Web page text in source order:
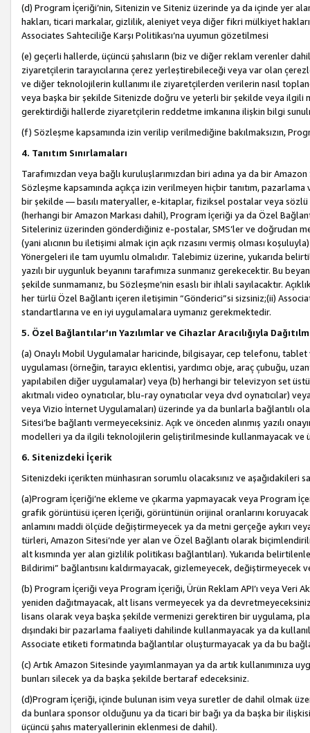
(d) Program İçeriği’nin, Sitenizin ve Siteniz üzerinde ya da içinde yer
hakları, ticari markalar, gizlilik, aleniyet veya diğer fikri mülkiyet
Associates Sahteciliğe Karşı Politikası’na uyumun gözetilmesi
(e) geçerli hallerde, üçüncü şahısların (biz ve diğer reklam verenler
ziyaretçilerin tarayıcılarına çerez yerleştirebileceği veya var olan
ve diğer teknolojilerin kullanımı ile ziyaretçilerden verilerin nasıl
veya başka bir şekilde Sitenizde doğru ve yeterli bir şekilde veya ilgili
gerektirdiği hallerde ziyaretçilerin reddetme imkanına ilişkin bilgi
(f) Sözleşme kapsamında izin verilip verilmediğine bakılmaksızın,
4. Tanıtım Sınırlamaları
Tarafımızdan veya bağlı kuruluşlarımızdan biri adına ya da bir
Sözleşme kapsamında açıkça izin verilmeyen hiçbir tanıtım,
bir şekilde — basılı materyaller, e-kitaplar, fiziksel postalar veya sözlü
(herhangi bir Amazon Markası dahil), Program İçeriği ya da Özel
Siteleriniz üzerinden gönderdiğiniz e-postalar, SMS’ler ve doğrudan
(yani alıcının bu iletişimi almak için açık rızasını vermiş olması
Yönergeleri ile tam uyumlu olmalıdır. Talebimiz üzerine, yukarıda
yazılı bir uygunluk beyanını tarafımıza sunmanız gerekecektir. Bu
şekilde sunmamanız, bu Sözleşme’nin esaslı bir ihlali sayılacaktır.
her türlü Özel Bağlantı içeren iletişimin “Gönderici”si sizsiniz;(ii)
standartlarına ve en iyi uygulamalara uymanız gerekmektedir.
5. Özel Bağlantılar’ın Yazılımlar ve Cihazlar Aracılığıyla
(a) Onaylı Mobil Uygulamalar haricinde, bilgisayar, cep telefonu,
uygulaması (örneğin, tarayıcı eklentisi, yardımcı obje, araç çubuğu,
yapılabilen diğer uygulamalar) veya (b) herhangi bir televizyon set
akıtmalı video oynatıcılar, blu-ray oynatıcılar veya dvd oynatıcılar)
veya Vizio İnternet Uygulamaları) üzerinde ya da bunlarla bağlantılı
Sitesi’be bağlantı vermeyeceksiniz. Açık ve önceden alınmış yazılı
modelleri ya da ilgili teknolojilerin geliştirilmesinde kullanmayacak ve
6. Sitenizdeki İçerik
Sitenizdeki içerikten münhasıran sorumlu olacaksınız ve aşağıdakileri
(a)Program İçeriği’ne ekleme ve çıkarma yapmayacak veya Program
grafik görüntüsü içeren İçeriği, görüntünün orijinal oranlarını
anlamını maddi ölçüde değiştirmeyecek ya da metni gerçeğe aykırı
türleri, Amazon Sitesi’nde yer alan ve Özel Bağlantı olarak
alt kısmında yer alan gizlilik politikası bağlantıları). Yukarıda
Bildirimi” bağlantısını kaldırmayacak, gizlemeyecek,
(b) Program İçeriği veya Program İçeriği, Ürün Reklam API’ı veya Veri
yeniden dağıtmayacak, alt lisans vermeyecek ya da
lisans olarak veya başka şekilde vermenizi gerektiren bir uygulama,
dışındaki bir pazarlama faaliyeti dahilinde kullanmayacak ya da
Associate etiketi formatında bağlantılar oluşturmayacak ya da bu
(c) Artık Amazon Sitesinde yayımlanmayan ya da artık kullanımınıza
bunları silecek ya da başka şekilde bertaraf edeceksiniz.
(d)Program İçeriği, içinde bulunan isim veya suretler de dahil olmak
da bunlara sponsor olduğunu ya da ticari bir bağı ya da başka bir
üçüncü şahıs materyallerinin eklenmesi de dahil).